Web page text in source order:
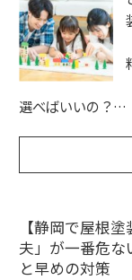
選べばいいの？…
【静岡で屋根
夫」が一番危
と早めの対策